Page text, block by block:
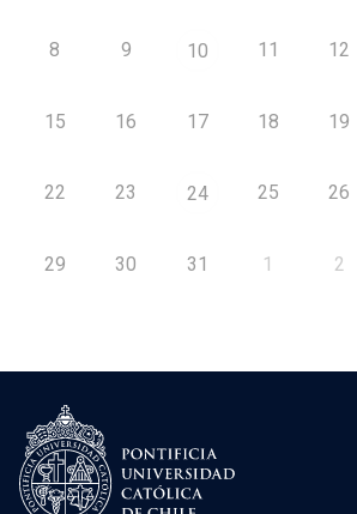
8 9 10 11 12
15 16 17 18 19
22 23 24 25 26
29 30 31 1 2